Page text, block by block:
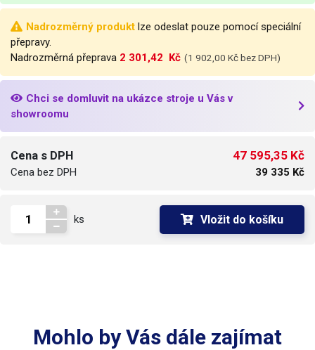
Nadrozměrný produkt lze odeslat pouze pomocí speciální
přepravy.
Nadrozměrná přeprava 2 301,42  Kč (1 902,00 Kč bez DPH)
Chci se domluvit na ukázce stroje u Vás v
showroomu
Cena s DPH
Cena bez DPH
47 595,35 Kč
39 335 Kč
ks Vložit do košíku
Mohlo by Vás dále zajímat